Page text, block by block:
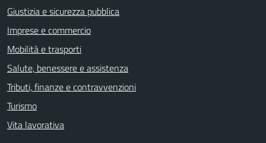
Giustizia e sicurezza pubblica
Imprese e commercio
Mobilità e trasporti
Salute, benessere e assistenza
Tributi, finanze e contravvenzioni
Turismo
Vita lavorativa